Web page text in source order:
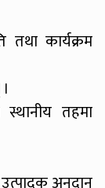
तथा कार्यक्रम
स्थानीय तहमा